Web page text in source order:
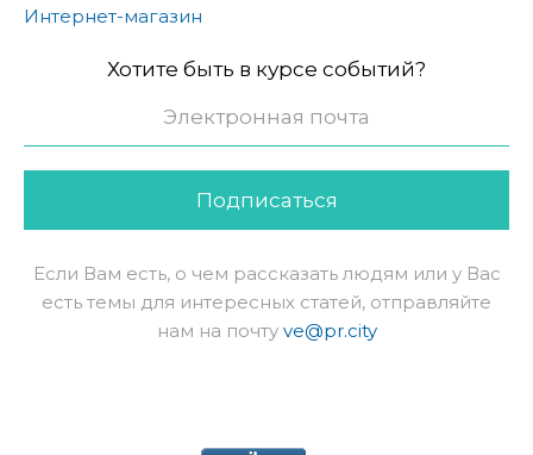
Интернет-магазин
Хотите быть в курсе событий?
Подписаться
Если Вам есть, о чем рассказать людям или у Вас
есть темы для интересных статей, отправляйте
нам на почту ve@pr.city